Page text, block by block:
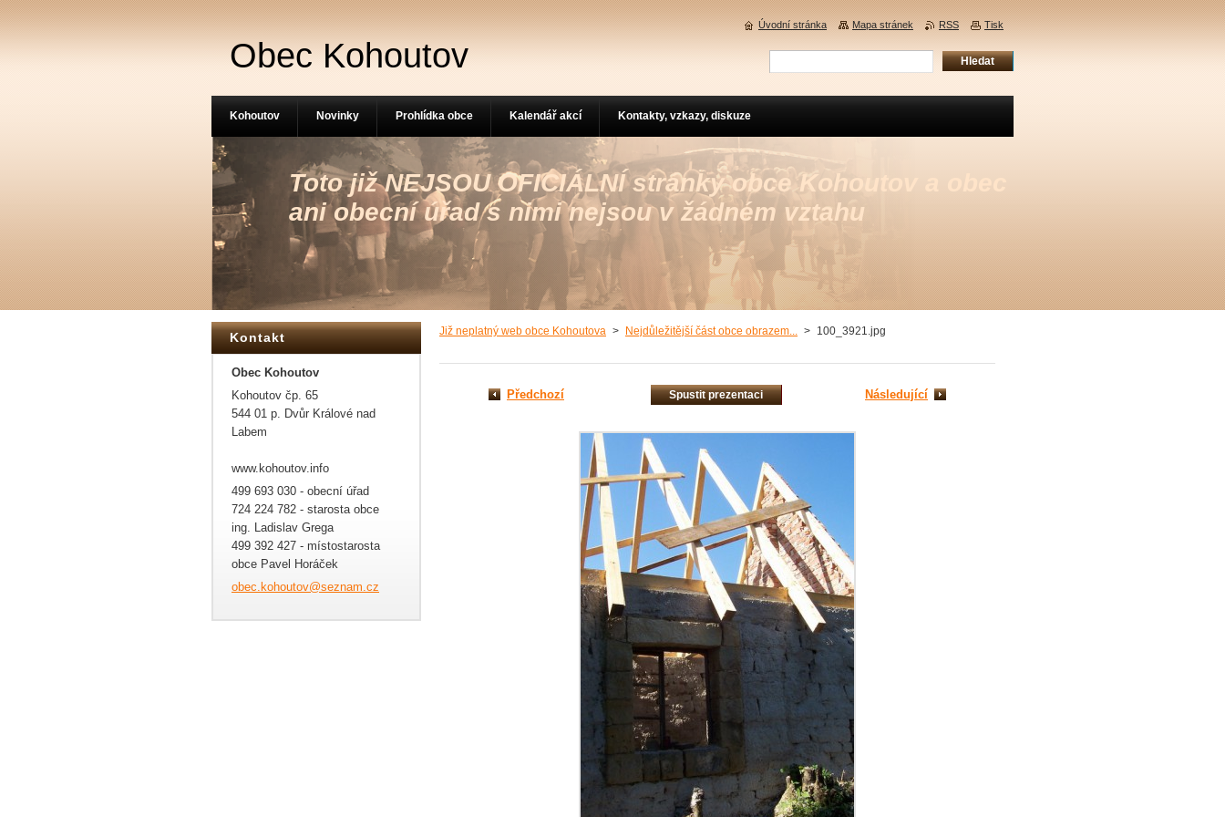
Obec Kohoutov
Toto již NEJSOU OFICIÁLNÍ stránky obce Kohoutov a obec
ani obecní úřad s nimi nejsou v žádném vztahu
Již neplatný web obce Kohoutova > Nejdůležitější část obce obrazem... > 100_3921.jpg
Předchozí Spustit prezentaci Následující
Kontakt
Obec Kohoutov
Kohoutov čp. 65
544 01 p. Dvůr Králové nad
Labem
www.kohoutov.info
499 693 030 - obecní úřad
724 224 782 - starosta obce
ing. Ladislav Grega
499 392 427 - místostarosta
obce Pavel Horáček
obec.kohoutov@seznam.cz
Kohoutov Novinky Prohlídka obce Kalendář akcí Kontakty, vzkazy, diskuze
Úvodní stránka Mapa stránek RSS Tisk